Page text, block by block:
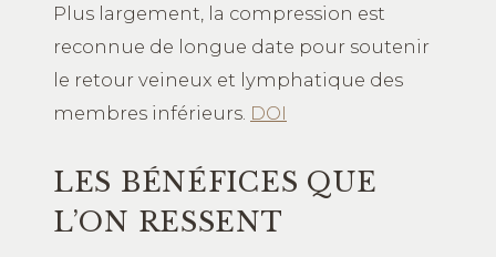
Plus largement, la compression est
reconnue de longue date pour soutenir
le retour veineux et lymphatique des
membres inférieurs. DOI
LES BÉNÉFICES QUE
L’ON RESSENT